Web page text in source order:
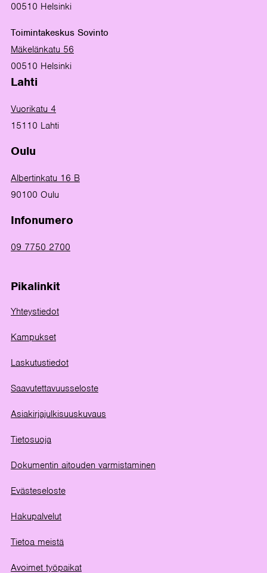
00510 Helsinki
Toimintakeskus Sovinto
Mäkelänkatu 56
00510 Helsinki
Lahti
Vuorikatu 4
15110 Lahti
Oulu
Albertinkatu 16 B
90100 Oulu
Infonumero
09 7750 2700
Pikalinkit
Yhteystiedot
Kampukset
Laskutustiedot
Saavutettavuusseloste
Asiakirjajulkisuuskuvaus
Tietosuoja
Dokumentin aitouden varmistaminen
Evästeseloste
Hakupalvelut
Tietoa meistä
Avoimet työpaikat